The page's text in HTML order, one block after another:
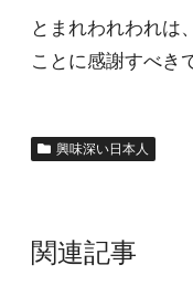
とまれわれわれは
ことに感謝すべき
興味深い日本人
関連記事